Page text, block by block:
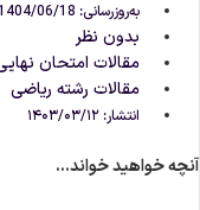
به‌روزرسانی: 1404/06/18
بدون نظر
مقالات امتحان نهایی
مقالات رشته ریاضی
انتشار:۱۴۰۳/۰۳/۱۲
خواهید خواند...